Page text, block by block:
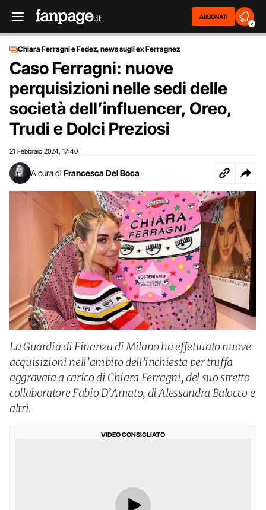
ABBONATI
2
Chiara Ferragni e Fedez, news sugli ex Ferragnez
Caso Ferragni: nuove
perquisizioni nelle sedi delle
società dell’influencer, Oreo,
Trudi e Dolci Preziosi
21 Febbraio 2024 17:40
A cura di Francesca Del Boca
La Guardia di Finanza di Milano ha effettuato nuove
acquisizioni nell’ambito dell’inchiesta per truffa
aggravata a carico di Chiara Ferragni, del suo stretto
collaboratore Fabio D’Amato, di Alessandra Balocco e
altri.
VIDEO CONSIGLIATO